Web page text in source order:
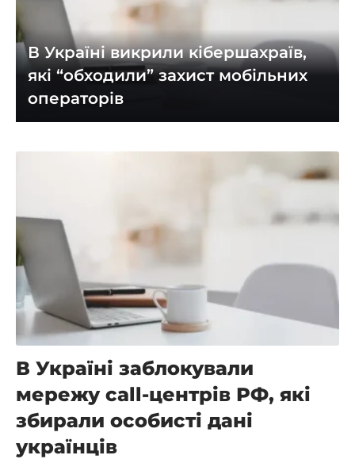
В Україні викрили кібершахраїв,
які “обходили” захист мобільних
операторів
В Україні заблокували
мережу сall-центрів РФ, які
збирали особисті дані
українців